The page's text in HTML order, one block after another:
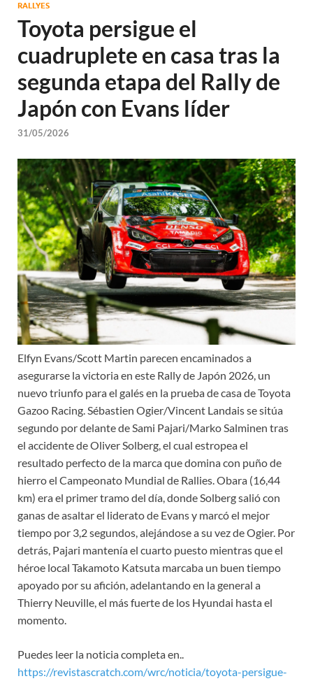
RALLYES
Toyota persigue el
cuadruplete en casa tras la
segunda etapa del Rally de
Japón con Evans líder
31/05/2026
Elfyn Evans/Scott Martin parecen encaminados a
asegurarse la victoria en este Rally de Japón 2026, un
nuevo triunfo para el galés en la prueba de casa de Toyota
Gazoo Racing. Sébastien Ogier/Vincent Landais se sitúa
segundo por delante de Sami Pajari/Marko Salminen tras
el accidente de Oliver Solberg, el cual estropea el
resultado perfecto de la marca que domina con puño de
hierro el Campeonato Mundial de Rallies. Obara (16,44
km) era el primer tramo del día, donde Solberg salió con
ganas de asaltar el liderato de Evans y marcó el mejor
tiempo por 3,2 segundos, alejándose a su vez de Ogier. Por
detrás, Pajari mantenía el cuarto puesto mientras que el
héroe local Takamoto Katsuta marcaba un buen tiempo
apoyado por su afición, adelantando en la general a
Thierry Neuville, el más fuerte de los Hyundai hasta el
momento.
Puedes leer la noticia completa en..
https://revistascratch.com/wrc/noticia/toyota-persigue-